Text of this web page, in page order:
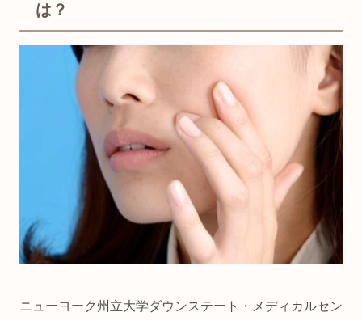
は？
ニューヨーク州立大学ダウンステート・メディカルセン